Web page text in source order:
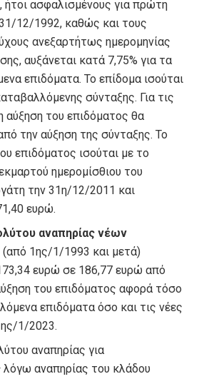
, ήτοι ασφαλισμένους για πρώτη
12/1992, καθώς και τους
ανεξαρτήτως ημερομηνίας
αυξάνεται κατά 7,75% για τα
επιδόματα. Το επίδομα ισούται
σύνταξης. Για τις
αύξηση του επιδόματος θα
την αύξηση της σύνταξης. Το
επιδόματος ισούται με το
ημερομίσθιου του
την 31η/12/2011 και
ευρώ.
αναπηρίας νέων
(από 1ης/1/1993 και μετά)
ευρώ σε 186,77 ευρώ από
του επιδόματος αφορά τόσο
επιδόματα όσο και τις νέες
1/2023.
αναπηρίας για
λόγω αναπηρίας του κλάδου